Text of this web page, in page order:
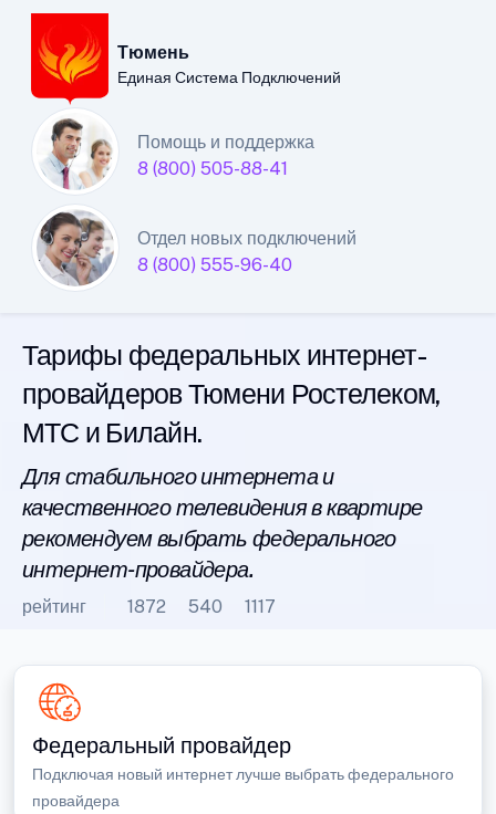
Тюмень
Единая Система Подключений
Помощь и поддержка
8 (800) 505-88-41
Отдел новых подключений
8 (800) 555-96-40
Тюменский филиал
Единой Системы
Подключений
интернета
Тарифы федеральных интернет-
провайдеров Тюмени Ростелеком,
МТС и Билайн.
Для стабильного интернета и
качественного телевидения в квартире
рекомендуем выбрать федерального
интернет-провайдера.
рейтинг 1872 540 1117
Федеральный провайдер
Подключая новый интернет лучше выбрать федерального
провайдера